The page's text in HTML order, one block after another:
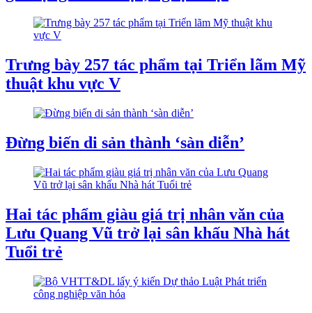
Trưng bày 257 tác phẩm tại Triển lãm Mỹ
thuật khu vực V
Đừng biến di sản thành ‘sàn diễn’
Hai tác phẩm giàu giá trị nhân văn của
Lưu Quang Vũ trở lại sân khấu Nhà hát
Tuổi trẻ